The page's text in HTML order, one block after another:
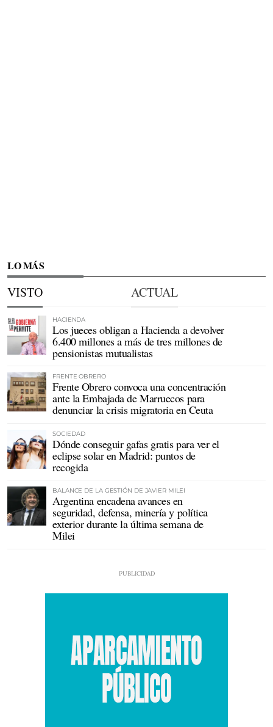
LO MÁS
VISTO ACTUAL
HACIENDA
Los jueces obligan a Hacienda a devolver
6.400 millones a más de tres millones de
pensionistas mutualistas
FRENTE OBRERO
Frente Obrero convoca una concentración
ante la Embajada de Marruecos para
denunciar la crisis migratoria en Ceuta
SOCIEDAD
Dónde conseguir gafas gratis para ver el
eclipse solar en Madrid: puntos de
recogida
BALANCE DE LA GESTIÓN DE JAVIER MILEI
Argentina encadena avances en
seguridad, defensa, minería y política
exterior durante la última semana de
Milei